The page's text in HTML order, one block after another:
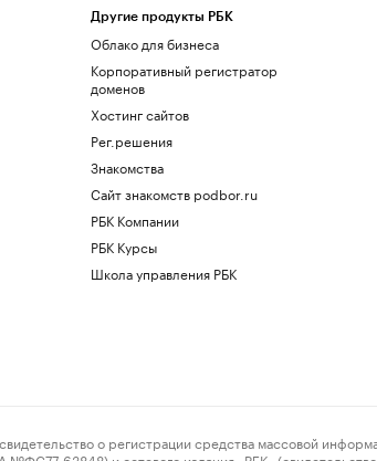
Другие продукты РБК
Облако для бизнеса
Корпоративный регистратор
доменов
Хостинг сайтов
Рег.решения
Знакомства
Сайт знакомств podbor.ru
РБК Компании
РБК Курсы
Школа управления РБК
о регистрации средства массовой